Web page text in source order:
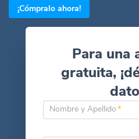
¡Cómpralo ahora!
Para una
gratuita,
Nombre y Apellido*